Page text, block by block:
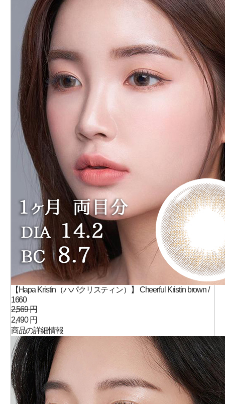
【Hapa Kristin（ハパクリスティン）】 Cheerful Kristin brown /
1660
2,569 円
2,490 円
商品の詳細情報